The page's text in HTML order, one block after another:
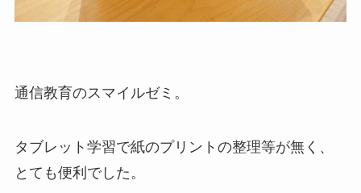
通信教育のスマイルゼミ。
タブレット学習で紙のプリントの整理等が無く、
とても便利でした。